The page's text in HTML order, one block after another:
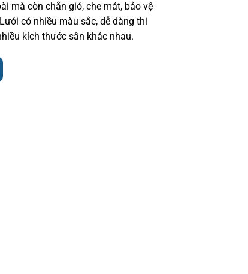
mà còn chắn gió, che mát, bảo vệ
có nhiều màu sắc, dễ dàng thi
kích thước sân khác nhau.